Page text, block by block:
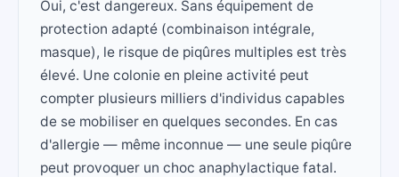
Oui, c'est dangereux. Sans équipement de
protection adapté (combinaison intégrale,
masque), le risque de piqûres multiples est très
élevé. Une colonie en pleine activité peut
compter plusieurs milliers d'individus capables
de se mobiliser en quelques secondes. En cas
d'allergie — même inconnue — une seule piqûre
peut provoquer un choc anaphylactique fatal.